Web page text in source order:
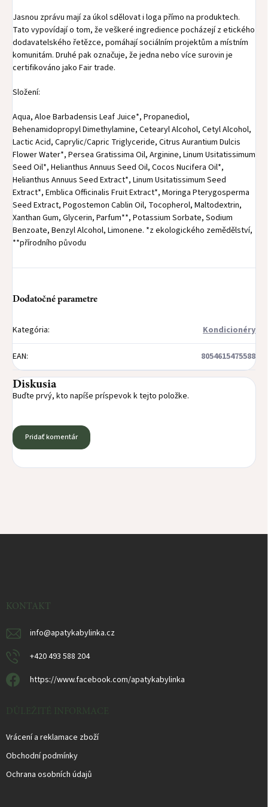
Jasnou zprávu mají za úkol sdělovat i loga přímo na produktech.
Tato vypovídají o tom, že veškeré ingredience pocházejí z etického
dodavatelského řetězce, pomáhají sociálním projektům a místním
komunitám. Druhé pak označuje, že jedna nebo více surovin je
certifikováno jako Fair trade.
Složení:
Aqua, Aloe Barbadensis Leaf Juice*, Propanediol,
Behenamidopropyl Dimethylamine, Cetearyl Alcohol, Cetyl Alcohol,
Lactic Acid, Caprylic/Capric Triglyceride, Citrus Aurantium Dulcis
Flower Water*, Persea Gratissima Oil, Arginine, Linum Usitatissimum
Seed Oil*, Helianthus Annuus Seed Oil, Cocos Nucifera Oil*,
Helianthus Annuus Seed Extract*, Linum Usitatissimum Seed
Extract*, Emblica Officinalis Fruit Extract*, Moringa Pterygosperma
Seed Extract, Pogostemon Cablin Oil, Tocopherol, Maltodextrin,
Xanthan Gum, Glycerin, Parfum**, Potassium Sorbate, Sodium
Benzoate, Benzyl Alcohol, Limonene. *z ekologického zemědělství,
**přírodního původu
Dodatočné parametre
Kategória: Kondicionéry
EAN: 8054615475588
Diskusia
Buďte prvý, kto napíše príspevok k tejto položke.
Pridať komentár
KONTAKT
info@apatykabylinka.cz
+420 493 588 204
https://www.facebook.com/apatykabylinka
DŮLEŽITÉ INFORMACE
Vrácení a reklamace zboží
Obchodní podmínky
Ochrana osobních údajů